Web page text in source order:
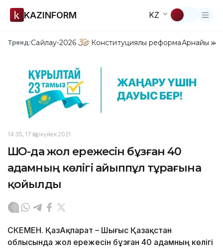
KAZINFORM KZ
Тренд:Сайлау-2026 Конституциялық реформаАрнайы
14:35, 17 Қыркүйек 2021
ШҚО-да жол ережесін бұзған 40
адамның көлігі айыппұл тұрағына
қойылды
ӨСКЕМЕН. ҚазАқпарат – Шығыс Қазақстан
облысында жол ережесін бұзған 40 адамның көлігі